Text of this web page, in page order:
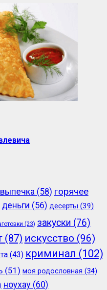
выпечка (58) горячее
деньги (56) десерты (39)
(23) закуски (76)
(87) искусство (96)
(43) криминал (102)
(51) моя родословная (34)
ноухау (60)